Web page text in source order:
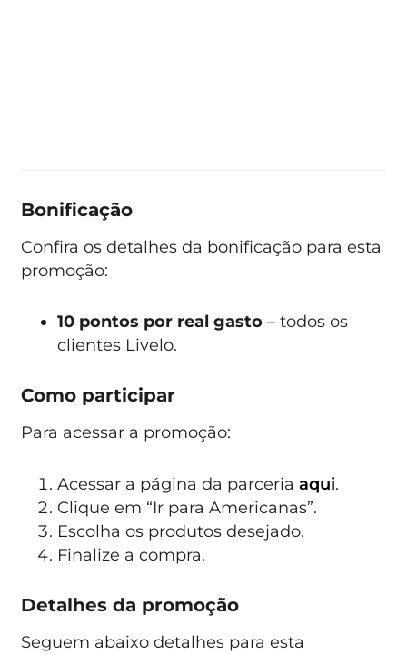
Bonificação
Confira os detalhes da bonificação para esta
promoção:
10 pontos por real gasto – todos os
clientes Livelo.
Como participar
Para acessar a promoção:
Acessar a página da parceriaaqui.
Clique em “Ir para Americanas”.
Escolha os produtos desejado.
Finalize a compra.
Detalhes da promoção
Seguem abaixo detalhes para esta